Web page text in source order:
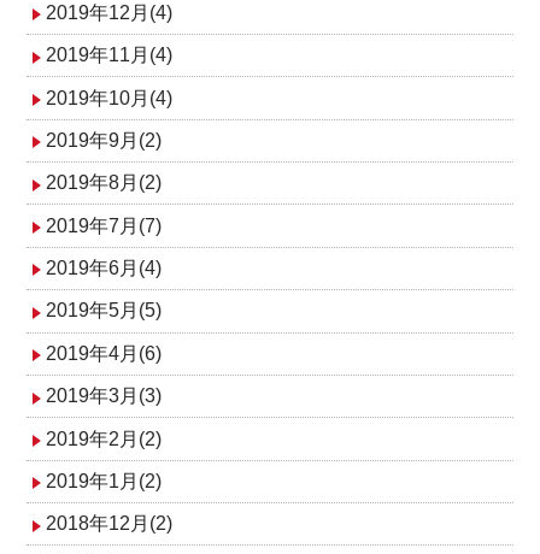
2019年12月(4)
2019年11月(4)
2019年10月(4)
2019年9月(2)
2019年8月(2)
2019年7月(7)
2019年6月(4)
2019年5月(5)
2019年4月(6)
2019年3月(3)
2019年2月(2)
2019年1月(2)
2018年12月(2)